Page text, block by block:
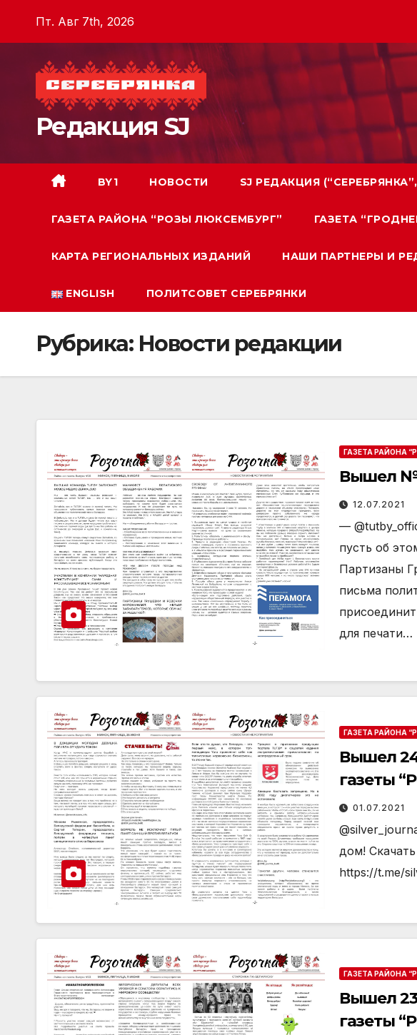
Пт. Авг 7th, 2026
Редакция SJ
BY1 НОВОСТИ SJ РЕДАКЦИЯ
ГАЗЕТА РАЙОНА “РОЗЫ ЛЮКСЕМБУРГ” ГАЗЕТА
КАРТА РЕГИОНАЛЬНЫХ ИЗДАНИЙ НАШИ ПАРТНЕРЫ И
ENGLISH ПОЛИТСОВЕТ СЕРЕБРЯНКИ
Рубрика: Новости редакции
ГАЗЕТА РАЙОНА
Вышел
12.07.2021
—
пусть об
Партизаны
письма
для печати…
ГАЗЕТА РАЙОНА
Вышел
газеты
01.07.2021
дом!
https://t.me/
ГАЗЕТА РАЙОНА
Вышел
газеты